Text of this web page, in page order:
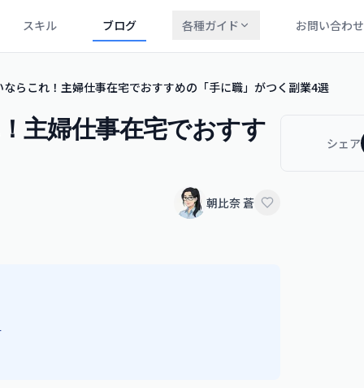
スキル ブログ 各種ガイド お問い合わせ
らこれ！主婦仕事在宅でおすすめの「手に職」がつく副業4選
主婦仕事在宅でおすす
朝比奈 蒼
シェア